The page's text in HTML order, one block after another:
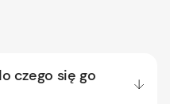
czego się go